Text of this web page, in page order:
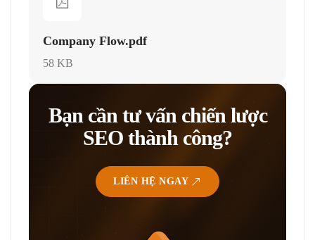
Company Flow.pdf
58 KB
Bạn cần tư vấn chiến lược
SEO thành công?
LIÊN HỆ NGAY